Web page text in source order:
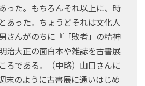
った。もちろんそれ以上に、時
あった。ちょうどそれは文化人
さんがのちに『「敗者」の精神
治大正の面白本や雑誌を古書展
ろである。（中略）山口さんに
末のように古書展に通いはじめ